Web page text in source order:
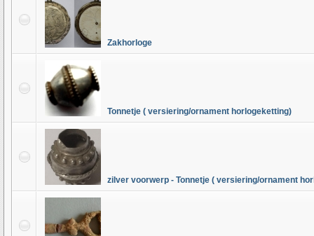
Zakhorloge
Tonnetje ( versiering/ornament horlogeketting)
zilver voorwerp - Tonnetje ( versiering/ornament